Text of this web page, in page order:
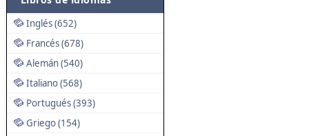
Inglés (652)
Francés (678)
Alemán (540)
Italiano (568)
Portugués (393)
Griego (154)